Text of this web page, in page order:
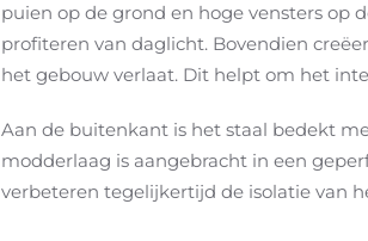
puien op de grond en hoge vensters op
profiteren van daglicht. Bovendien
het gebouw verlaat. Dit helpt om het
Aan de buitenkant is het staal bedekt
modderlaag is aangebracht in een
verbeteren tegelijkertijd de isolatie van